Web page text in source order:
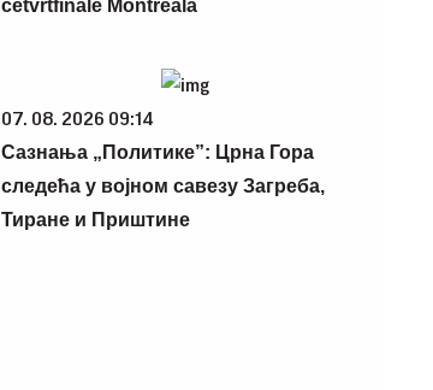
četvrtfinale Montreala
07. 08. 2026 09:14
Сазнања „Политике”: Црна Гора
следећа у војном савезу Загреба,
Тиране и Приштине